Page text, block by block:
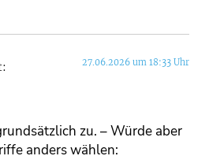
27.06.2026 um 18:33 Uhr
zu. – Würde aber
anders wählen: